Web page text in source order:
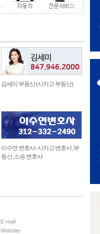
김세미 부동산 (시카고 부동산)
이수연 변호사- 시카고 변호사 ,부
동산 ,소송 변호사
E-mail
Website